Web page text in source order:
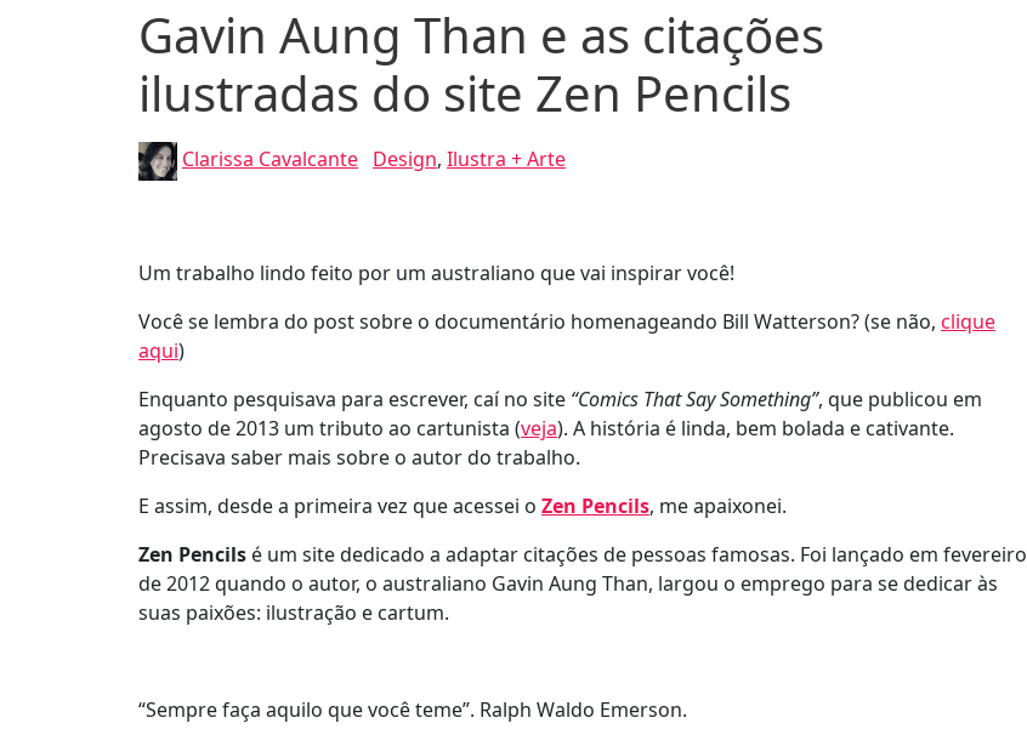
Gavin Aung Than e as citações
ilustradas do site Zen Pencils
Clarissa Cavalcante Design, Ilustra + Arte
Um trabalho lindo feito por um australiano que vai inspirar você!
Você se lembra do post sobre o documentário homenageando Bill Watterson? (se não, clique
aqui)
Enquanto pesquisava para escrever, caí no site “Comics That Say Something”, que publicou em
agosto de 2013 um tributo ao cartunista (veja). A história é linda, bem bolada e cativante.
Precisava saber mais sobre o autor do trabalho.
E assim, desde a primeira vez que acessei o Zen Pencils, me apaixonei.
Zen Pencils é um site dedicado a adaptar citações de pessoas famosas. Foi lançado em fevereiro
de 2012 quando o autor, o australiano Gavin Aung Than, largou o emprego para se dedicar às
suas paixões: ilustração e cartum.
“Sempre faça aquilo que você teme”. Ralph Waldo Emerson.